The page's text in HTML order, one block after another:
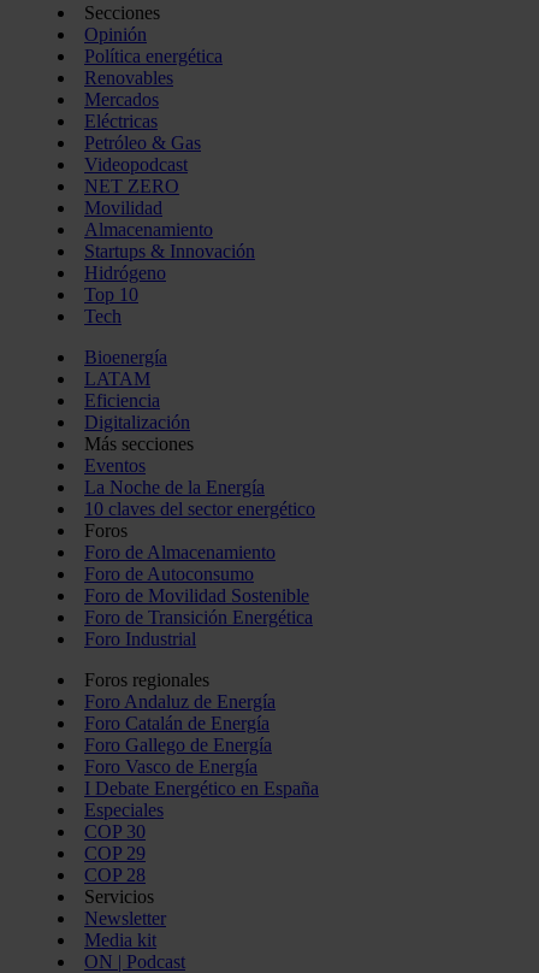
Secciones
Opinión
Política energética
Renovables
Mercados
Eléctricas
Petróleo & Gas
Videopodcast
NET ZERO
Movilidad
Almacenamiento
Startups & Innovación
Hidrógeno
Top 10
Tech
Bioenergía
LATAM
Eficiencia
Digitalización
Más secciones
Eventos
La Noche de la Energía
10 claves del sector energético
Foros
Foro de Almacenamiento
Foro de Autoconsumo
Foro de Movilidad Sostenible
Foro de Transición Energética
Foro Industrial
Foros regionales
Foro Andaluz de Energía
Foro Catalán de Energía
Foro Gallego de Energía
Foro Vasco de Energía
I Debate Energético en España
Especiales
COP 30
COP 29
COP 28
Servicios
Newsletter
Media kit
ON | Podcast